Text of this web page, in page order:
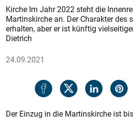
Kirche Im Jahr 2022 steht die
Martinskirche an. Der Charakter des
erhalten, aber er ist künftig
Dietrich
24.09.2021
Der Einzug in die Martinskirche ist